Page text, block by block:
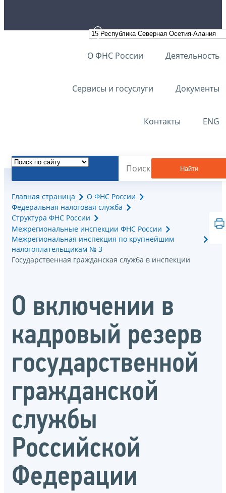
О ФНС России Деятельность
Сервисы и госуслуги Документы
Контакты ENG
Найти
Главная страница
О ФНС России
Федеральная налоговая служба
Структура ФНС России
Межрегиональные инспекции ФНС России
Межрегиональная инспекция по крупнейшим
налогоплательщикам № 3
Государственная гражданская служба в инспекции
О включении в
кадровый резерв
государственной
гражданской
службы
Российской
Федерации